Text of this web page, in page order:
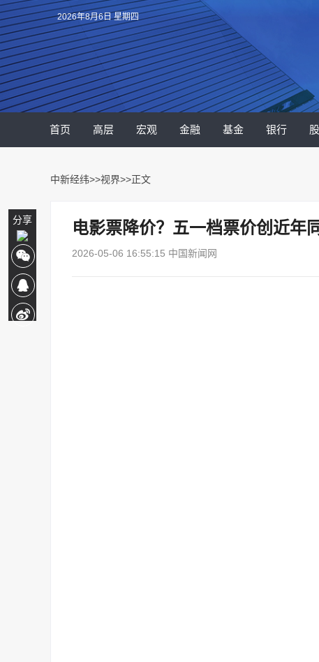
分享
2026年8月6日 星期四
首页 高层 宏观 金融 基金 银行
中新经纬>>视界>>正文
电影票降价？五一档票价创近年
2026-05-06 16:55:15 中国新闻网